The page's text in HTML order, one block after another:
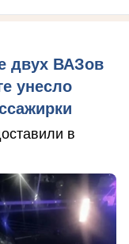
двух ВАЗов
унесло
в